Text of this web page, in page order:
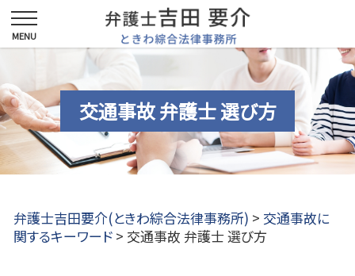
交通事故 弁護士 選び方
弁護士吉田要介(ときわ綜合法律事務所) > 交通事故に
関するキーワード > 交通事故 弁護士 選び方